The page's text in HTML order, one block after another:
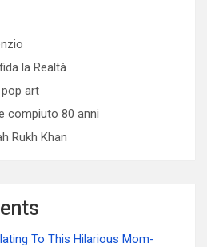
la Realtà
art
compiuto 80 anni
Rukh Khan
To This Hilarious Mom-